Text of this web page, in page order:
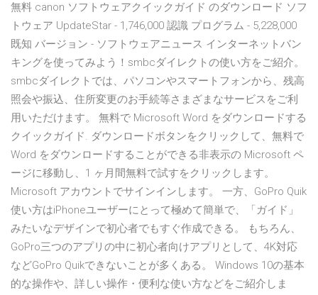
無料 canon ソフトウェアクイックガイド のダウンロード ソフ
トウェア UpdateStar - 1,746,000 認識 プログラム - 5,228,000
既知 バージョン - ソフトウェアニュース インターネットバン
キングを使ってみよう！smbcダイレクトの使い方をご紹介。
smbcダイレクトでは、パソコンやスマートフォンから、残高
照会や振込、住所変更のお手続等さまざまなサービスをご利
用いただけます。 無料で Microsoft Word をダウンロードする
クイックガイド. ダウンロードボタンをクリックして、無料で
Word をダウンロードすることができる非表示の Microsoft ペ
ージに移動し、1 ヶ月間無料で試すをクリックします。
Microsoft アカウントでサインインします。 一方、GoPro Quik
使い方はiPhoneユーザーにとって極めて簡単で、「ガイド」
みたいなデザインで初心者でもすぐ作成できる。 もちろん、
GoPro三つのアプリの中に初心者向けアプリとして、4K対応
などGoPro Quikできないことが多くある。 Windows 10の基本
的な操作や、詳しい操作・便利な使い方などをご紹介しま